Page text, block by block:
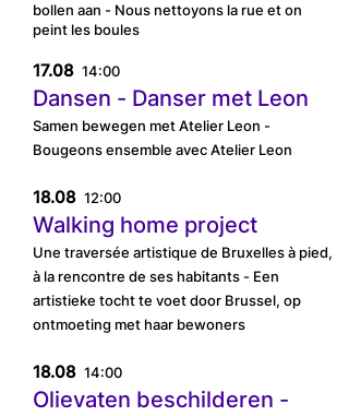
bollen aan - Nous nettoyons la rue et on
peint les boules
17.08 14:00
Dansen - Danser met Leon
Samen bewegen met Atelier Leon -
Bougeons ensemble avec Atelier Leon
18.08 12:00
Walking home project
Une traversée artistique de Bruxelles à pied,
à la rencontre de ses habitants - Een
artistieke tocht te voet door Brussel, op
ontmoeting met haar bewoners
18.08 14:00
Olievaten beschilderen -